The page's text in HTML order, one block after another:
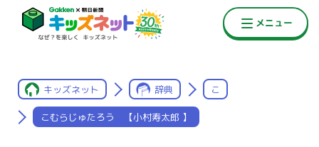
キッズネット 辞典 こ
こむらじゅたろう 【小村寿太郎 】